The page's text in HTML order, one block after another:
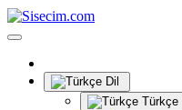
Dil
Türkçe